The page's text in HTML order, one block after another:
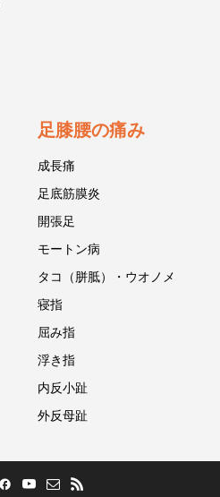
足膝腰の痛み
成長痛
足底筋膜炎
開張足
モートン病
タコ（胼胝）・ウオノメ
寝指
屈み指
浮き指
内反小趾
外反母趾